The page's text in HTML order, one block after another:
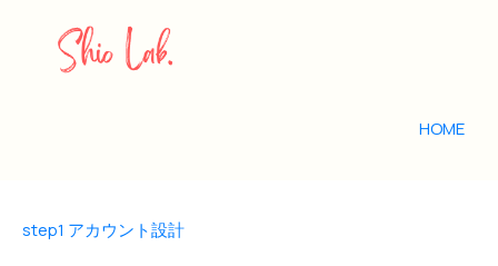
HOME
step1 アカウント設計